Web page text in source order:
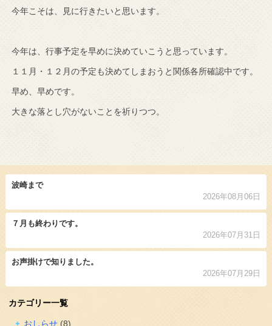
今年こそは、見に行きたいと思います。
今年は、行事予定を早めに決めていこうと思っています。
１１月・１２月の予定も決めてしまおうと関係各所確認中です。
早め、早めです。
大きな落とし穴がないことを祈りつつ。
波崎まで
2026年08月06日
７月も終わりです。
2026年07月31日
お声掛けで知りました。
2026年07月29日
カテゴリー一覧
おしらせ(8)